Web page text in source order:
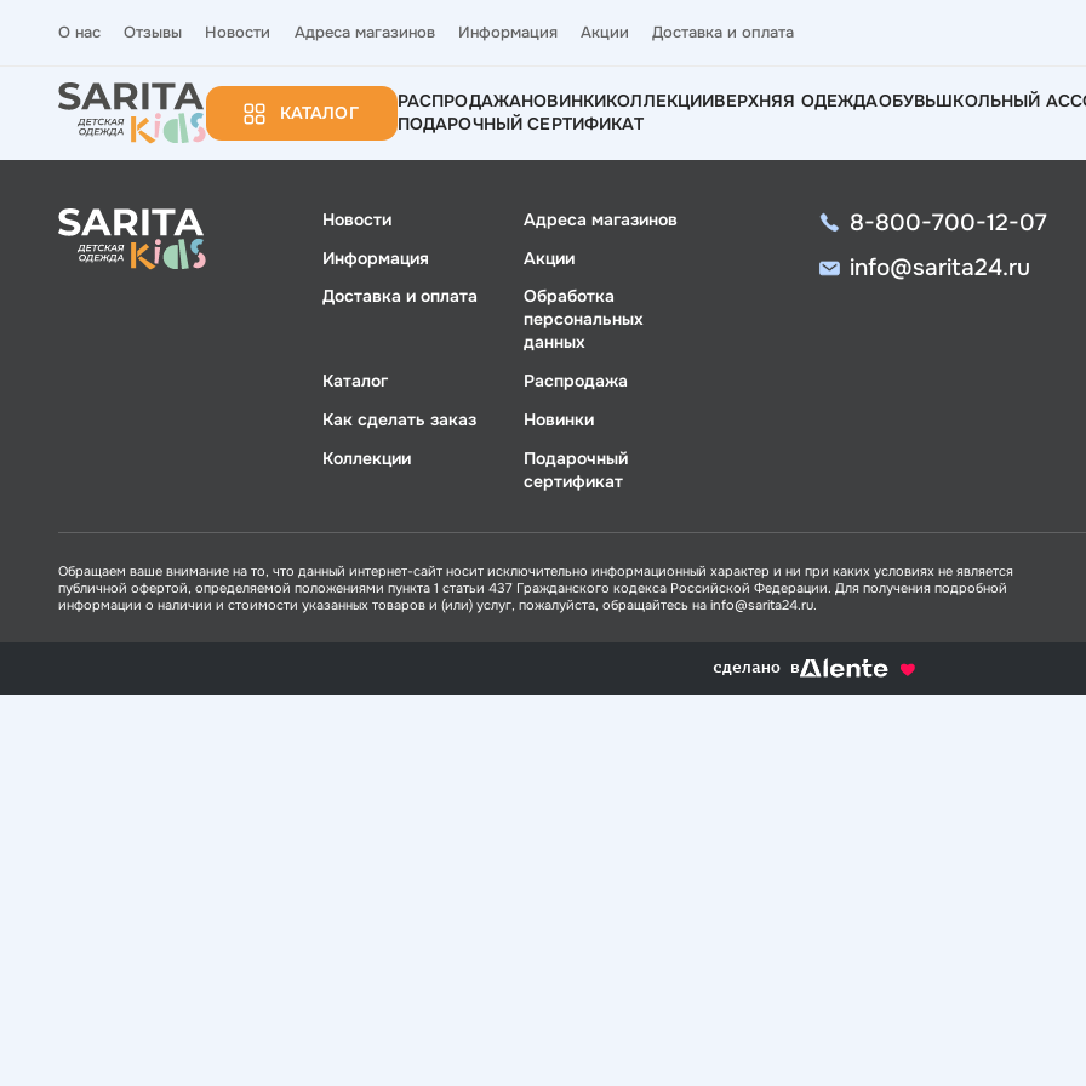
О нас Отзывы Новости Адреса магазинов Информация Акции Доставка и оплата
КАТАЛОГ
РАСПРОДАЖАНОВИНКИКОЛЛЕКЦИИВЕРХНЯЯ ОДЕЖДАОБУВЬШКОЛЬНЫЙ
ПОДАРОЧНЫЙ СЕРТИФИКАТ
Новости
Адреса магазинов
Информация
Акции
Доставка и оплата
Обработка
персональных
данных
Каталог
Распродажа
Как сделать заказ
Новинки
Коллекции
Подарочный
сертификат
8-800-700-12-07
info@sarita24.ru
Обращаем ваше внимание на то, что данный интернет-сайт носит исключительно информационный характер и ни при каких условиях не является
публичной офертой, определяемой положениями пункта 1 статьи 437 Гражданского кодекса Российской Федерации. Для получения подробной
информации о наличии и стоимости указанных товаров и (или) услуг, пожалуйста, обращайтесь на info@sarita24.ru.
сделано в alente